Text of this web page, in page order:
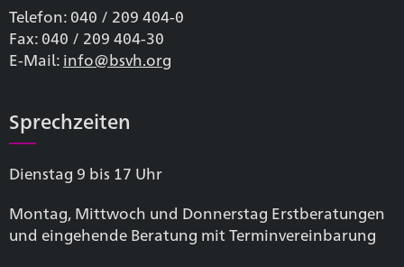
Telefon: 040 / 209 404-0
Fax: 040 / 209 404-30
E-Mail: info@bsvh.org
Sprechzeiten
Dienstag 9 bis 17 Uhr
Montag, Mittwoch und Donnerstag Erstberatungen
und eingehende Beratung mit Terminvereinbarung